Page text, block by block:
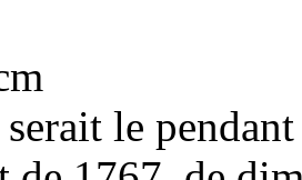
serait le